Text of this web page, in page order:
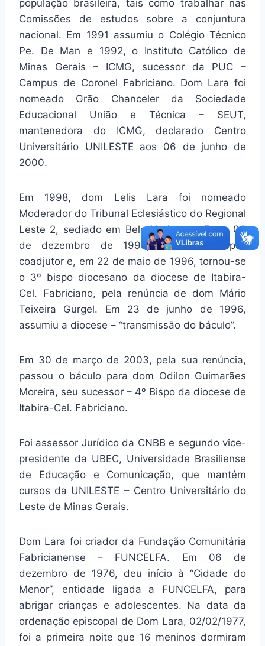
população brasileira, tais como trabalhar nas
Comissões de estudos sobre a conjuntura
nacional. Em 1991 assumiu o Colégio Técnico
Pe. De Man e 1992, o Instituto Católico de
Minas Gerais – ICMG, sucessor da PUC –
Campus de Coronel Fabriciano. Dom Lara foi
nomeado Grão Chanceler da Sociedade
Educacional União e Técnica – SEUT,
mantenedora do ICMG, declarado Centro
Universitário UNILESTE aos 06 de junho de
2000.
Em 1998, dom Lelis Lara foi nomeado
Moderador do Tribunal Eclesiástico do Regional
Leste 2, sediado em Belo Horizonte. E em 06
de dezembro de 1995, nomeado bispo-
coadjutor e, em 22 de maio de 1996, tornou-se
o 3º bispo diocesano da diocese de Itabira-
Cel. Fabriciano, pela renúncia de dom Mário
Teixeira Gurgel. Em 23 de junho de 1996,
assumiu a diocese – “transmissão do báculo”.
Em 30 de março de 2003, pela sua renúncia,
passou o báculo para dom Odilon Guimarães
Moreira, seu sucessor – 4º Bispo da diocese de
Itabira-Cel. Fabriciano.
Foi assessor Jurídico da CNBB e segundo vice-
presidente da UBEC, Universidade Brasiliense
de Educação e Comunicação, que mantém
cursos da UNILESTE – Centro Universitário do
Leste de Minas Gerais.
Dom Lara foi criador da Fundação Comunitária
Fabricianense – FUNCELFA. Em 06 de
dezembro de 1976, deu início à “Cidade do
Menor”, entidade ligada a FUNCELFA, para
abrigar crianças e adolescentes. Na data da
ordenação episcopal de Dom Lara, 02/02/1977,
foi a primeira noite que 16 meninos dormiram